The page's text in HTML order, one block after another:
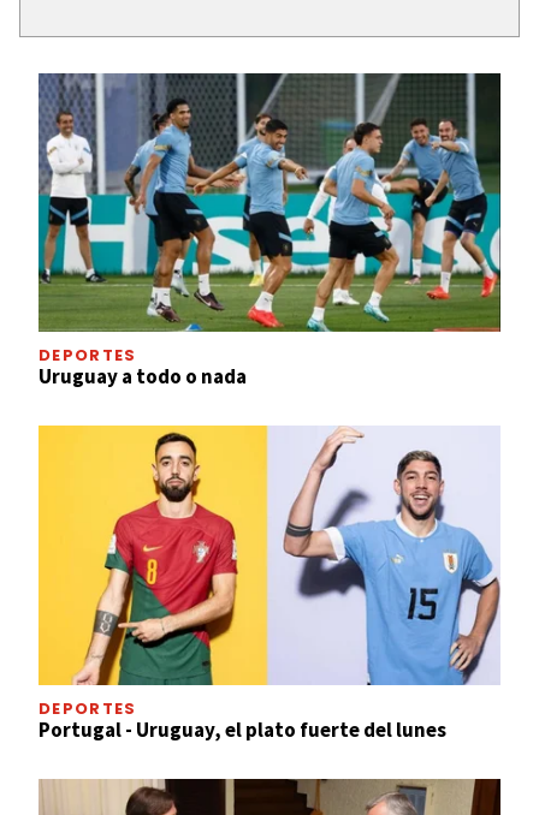
DEPORTES
Uruguay a todo o nada
DEPORTES
Portugal - Uruguay, el plato fuerte del lunes